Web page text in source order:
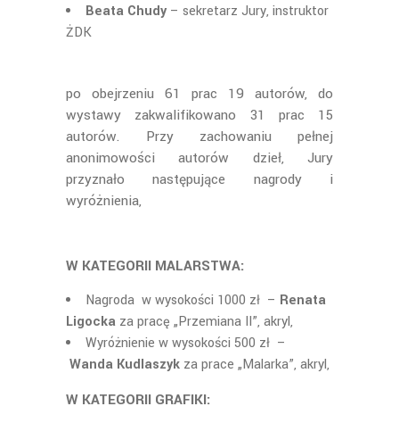
Beata Chudy – sekretarz Jury, instruktor
ŻDK
po obejrzeniu 61 prac 19 autorów, do
wystawy zakwalifikowano 31 prac 15
autorów. Przy zachowaniu pełnej
anonimowości autorów dzieł, Jury
przyznało następujące nagrody i
wyróżnienia,
W KATEGORII MALARSTWA:
Nagroda w wysokości 1000 zł – Renata
Ligocka za pracę „Przemiana II”, akryl,
Wyróżnienie w wysokości 500 zł –
Wanda Kudlaszyk za prace „Malarka”, akryl,
W KATEGORII GRAFIKI: